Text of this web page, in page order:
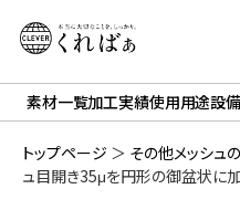
素材一覧加工実績使用用途設
トップページ ＞ その他メッシュ
ュ目開き35μを円形の御盆状に